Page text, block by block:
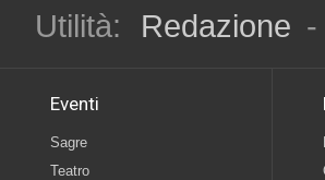
Utilità:
Redazione -
Eventi
Sagre
Teatro